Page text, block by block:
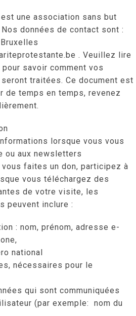
une association sans but
données de contact sont :
. Veuillez lire
savoir comment vos
traitées. Ce document est
de temps en temps, revenez
lorsque vous vous
ou aux newsletters
faites un don, participez à
vous téléchargez des
de votre visite, les
peuvent inclure :
: nom, prénom, adresse e-
national
nécessaires pour le
qui sont communiquées
(par exemple: nom du